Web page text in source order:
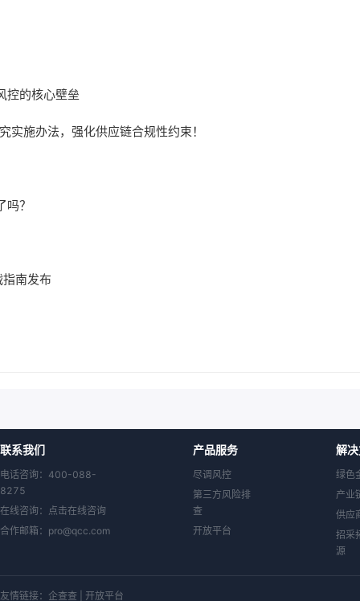
控的核心壁垒
施办法，强化供应链合规性约束！
？
南发布
联系我们
电话咨询：400-088-
8275
在线咨询：
点击在线咨询
合作邮箱： pro@qcc.com
产品服务
尽调风控
第三方风险排
查
开放平台
解
绿色
产业
供应
招采
源
友情链接： 企查查
开放平台